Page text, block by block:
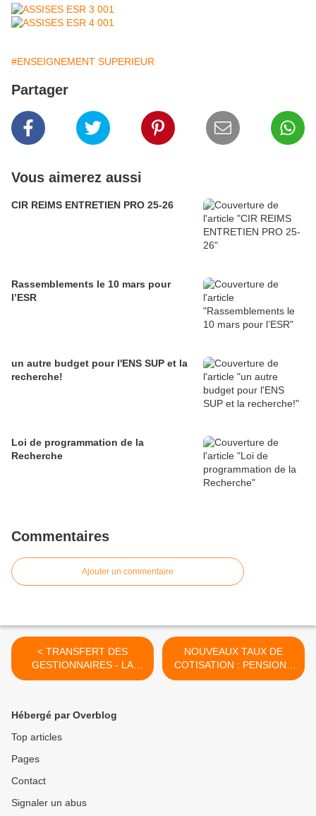
#ENSEIGNEMENT SUPERIEUR
Partager
Vous aimerez aussi
CIR REIMS ENTRETIEN PRO 25-26
Rassemblements le 10 mars pour
l’ESR
un autre budget pour l'ENS SUP et la
recherche!
Loi de programmation de la
Recherche
Commentaires
Ajouter un commentaire
< TRANSFERT DES
GESTIONNAIRES - LA
REPONSE DE L'ADF
NOUVEAUX TAUX DE
COTISATION : PENSIONS
CIVILES >
Hébergé par Overblog
Top articles
Pages
Contact
Signaler un abus